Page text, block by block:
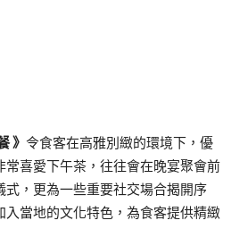
》 令食客在高雅別緻的環境下，優
喜愛下午茶，往往會在晚宴聚會前
，更為一些重要社交場合揭開序
當地的文化特色，為食客提供精緻